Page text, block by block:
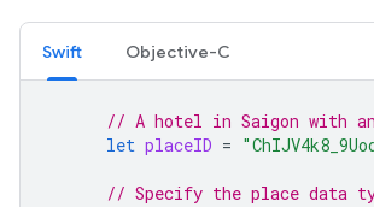
Swift Objective-C
// A hotel in Saigon with
let placeID =
// Specify the place data